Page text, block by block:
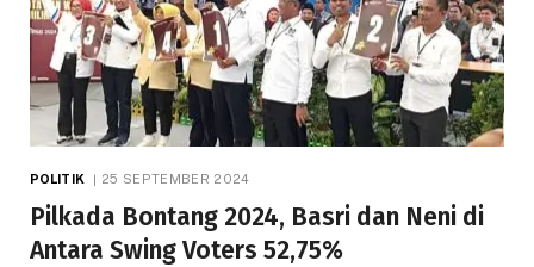
POLITIK 25 SEPTEMBER 2024
Pilkada Bontang 2024, Basri dan Neni di
Antara Swing Voters 52,75%